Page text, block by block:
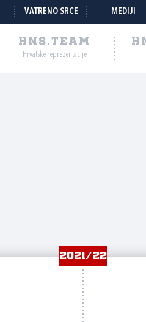
VATRENO SRCE MEDIJI
HNS.TEAM
Hrvatske reprezentacije
2021/22